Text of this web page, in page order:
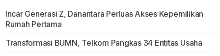
Incar Generasi Z, Danantara Perluas Akses Kepemilikan
Rumah Pertama
Transformasi BUMN, Telkom Pangkas 34 Entitas Usaha